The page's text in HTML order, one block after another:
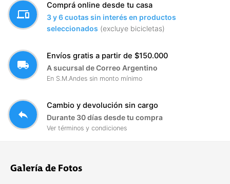
devices
Comprá online desde tu casa
3 y 6 cuotas sin interés en productos
seleccionados (excluye bicicletas)
local_shipping
Envíos gratis a partir de $150.000
A sucursal de Correo Argentino
En S.M.Andes sin monto mínimo
reply
Cambio y devolución sin cargo
Durante 30 días desde tu compra
Ver términos y condiciones
Galería de Fotos